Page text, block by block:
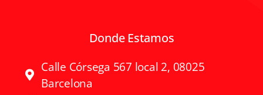
Donde Estamos
Calle Córsega 567 local 2, 08025
Barcelona